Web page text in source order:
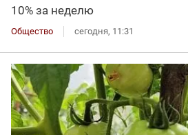
10% за неделю
Общество сегодня, 11:31